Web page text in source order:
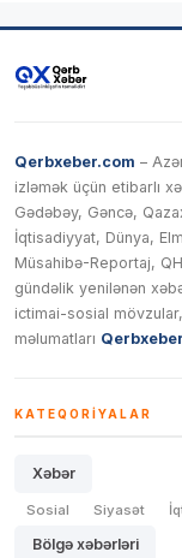
Qerbxeber.com –
izləmək üçün etibarlı
Gədəbəy, Gəncə,
İqtisadiyyat, Dünya,
Müsahibə-Reportaj,
gündəlik yenilənən
ictimai-sosial
məlumatları
KATEQORIYALAR
Xəbər
Sosial Siyasət
Bölgə xəbərləri